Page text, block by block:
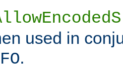
used in
.